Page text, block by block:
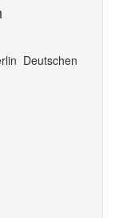
Deutschen